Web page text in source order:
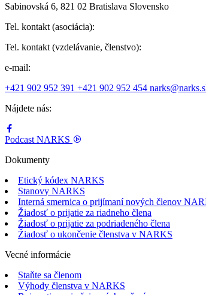
Sabinovská 6, 821 02 Bratislava Slovensko
Tel. kontakt (asociácia):
Tel. kontakt (vzdelávanie, členstvo):
e-mail:
+421 902 952 391 +421 902 952 454
Nájdete nás:
Podcast NARKS
Dokumenty
Etický kódex NARKS
Stanovy NARKS
Interná smernica o prijímaní nových členov
Žiadosť o prijatie za riadneho člena
Žiadosť o prijatie za podriadeného člena
Žiadosť o ukončenie členstva v NARKS
Vecné informácie
Staňte sa členom
Výhody členstva v NARKS